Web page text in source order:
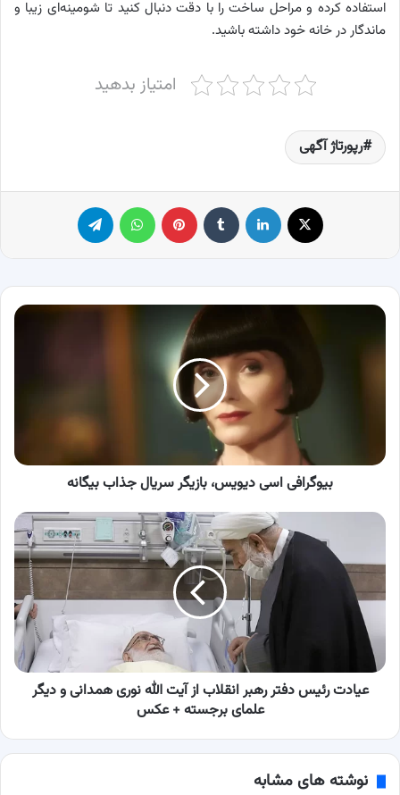
استفاده کرده و مراحل ساخت را با دقت دنبال کنید تا شومینه‌ای زیبا و
ماندگار در خانه خود داشته باشید.
امتیاز بدهید
رپورتاژ آگهی
لینکدین ‫تامبلر پینترست
بیوگرافی
دیویس،
بیوگرافی اسی دیویس، بازیگر سریال جذاب بیگانه
عیادت
رهبر
انقلاب
الله
نوری
همدانی
علمای
عیادت رئیس‌ دفتر رهبر انقلاب از آیت الله نوری همدانی و دیگر
علمای برجسته + عکس
نوشته های مشابه